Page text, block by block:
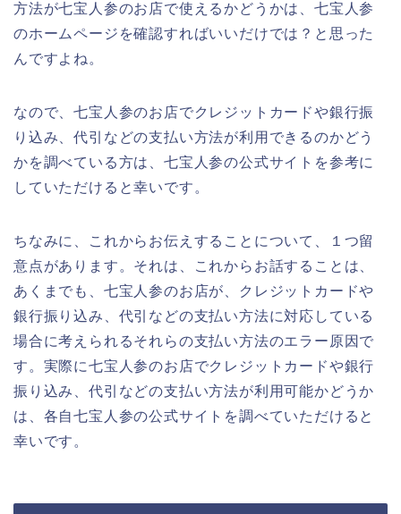
方法が七宝人参のお店で使えるかどうかは、七宝人参
のホームページを確認すればいいだけでは？と思った
んですよね。
なので、七宝人参のお店でクレジットカードや銀行振
り込み、代引などの支払い方法が利用できるのかどう
かを調べている方は、七宝人参の公式サイトを参考に
していただけると幸いです。
ちなみに、これからお伝えすることについて、１つ留
意点があります。それは、これからお話することは、
あくまでも、七宝人参のお店が、クレジットカードや
銀行振り込み、代引などの支払い方法に対応している
場合に考えられるそれらの支払い方法のエラー原因で
す。実際に七宝人参のお店でクレジットカードや銀行
振り込み、代引などの支払い方法が利用可能かどうか
は、各自七宝人参の公式サイトを調べていただけると
幸いです。